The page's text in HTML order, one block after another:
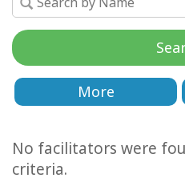
Регионы
Фасилитаторы
More
More
No facilitators were
criteria.